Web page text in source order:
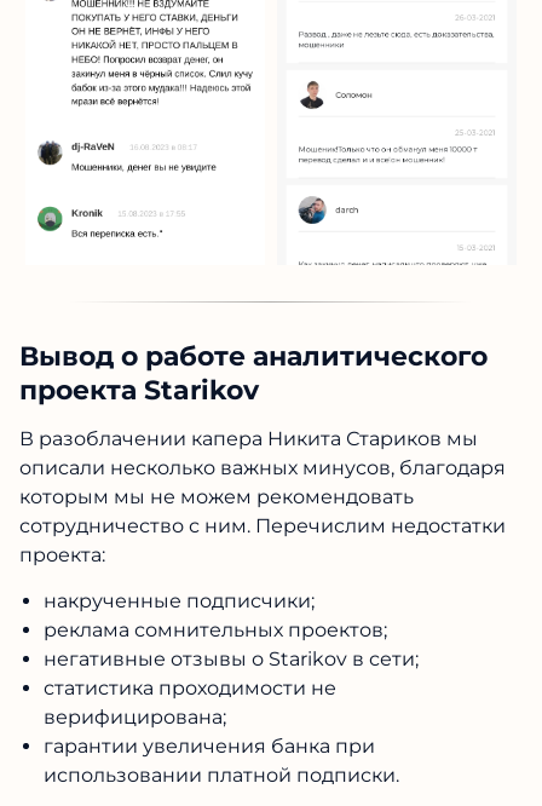
Вывод о работе аналитического
проекта Starikov
В разоблачении капера Никита Стариков мы
описали несколько важных минусов, благодаря
которым мы не можем рекомендовать
сотрудничество с ним. Перечислим недостатки
проекта:
накрученные подписчики;
реклама сомнительных проектов;
негативные отзывы о Starikov в сети;
статистика проходимости не
верифицирована;
гарантии увеличения банка при
использовании платной подписки.